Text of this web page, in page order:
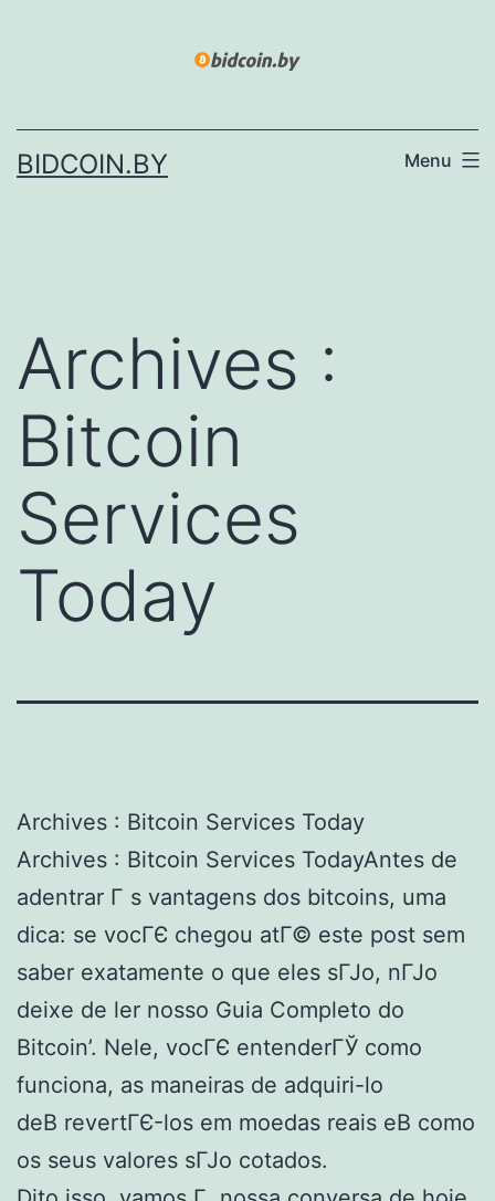
BIDCOIN.BY Menu
Archives :
Bitcoin
Services
Today
Archives : Bitcoin Services Today
Archives : Bitcoin Services TodayAntes de
adentrar Г s vantagens dos bitcoins, uma
dica: se vocГЄ chegou atГ© este post sem
saber exatamente o que eles sГЈo, nГЈo
deixe de ler nosso Guia Completo do
Bitcoin’. Nele, vocГЄ entenderГЎ como
funciona, as maneiras de adquiri-lo
deВ revertГЄ-los em moedas reais eВ como
os seus valores sГЈo cotados.